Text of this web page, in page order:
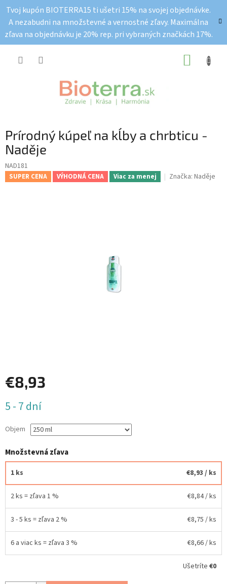
obsah
Tvoj kupón BIOTERRA15 ti ušetri 15% na svojej objednávke.
A nezabudni na množstevné a vernostné zľavy. Maximálna
zľava na objednávku je 20% rep. pri vybraných značkách 17%.
Prírodný kúpeľ na kĺby a chrbticu -
Naděje
NAD181
SUPER CENA VÝHODNÁ CENA Viac za menej Značka: Naděje
€8,93
cena:
5 - 7 dní
Objem
Množstevná zľava
1 ks €8,93 / ks
2 ks = zľava 1 % €8,84/ ks
3 - 5 ks = zľava 2 % €8,75 / ks
6 a viac ks = zľava 3 % €8,66/ ks
Ušetríte €0